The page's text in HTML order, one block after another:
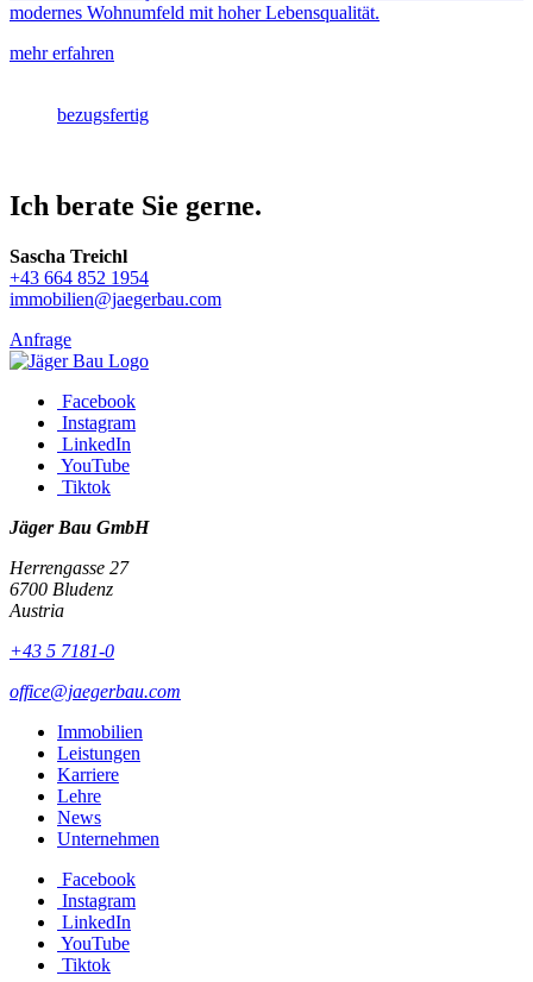
modernes Wohnumfeld mit hoher Lebensqualität.
mehr erfahren
bezugsfertig
Ich berate Sie gerne.
Sascha Treichl
+43 664 852 1954
immobilien@jaegerbau.com
Anfrage
Facebook
Instagram
LinkedIn
YouTube
Tiktok
Jäger Bau GmbH
Herrengasse 27
6700 Bludenz
Austria
+43 5 7181-0
office@jaegerbau.com
Immobilien
Leistungen
Karriere
Lehre
News
Unternehmen
Facebook
Instagram
LinkedIn
YouTube
Tiktok